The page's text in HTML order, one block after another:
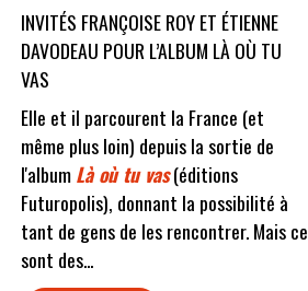
INVITÉS FRANÇOISE ROY ET ÉTIENNE
DAVODEAU POUR L’ALBUM LÀ OÙ TU
VAS
Elle et il parcourent la France (et
même plus loin) depuis la sortie de
l'albumLà où tu vas(éditions
Futuropolis), donnant la possibilité à
tant de gens de les rencontrer. Mais ce
sont des...